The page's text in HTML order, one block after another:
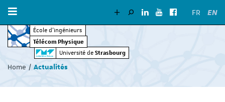
École d’ingénieurs
Télécom Physique
Université de Strasbourg
FR EN
êtes
Home Actualités